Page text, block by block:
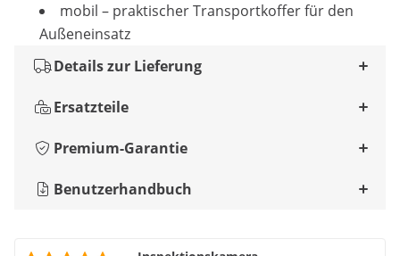
mobil – praktischer Transportkoffer für den
Außeneinsatz
Details zur Lieferung
Ersatzteile
Premium-Garantie
Benutzerhandbuch